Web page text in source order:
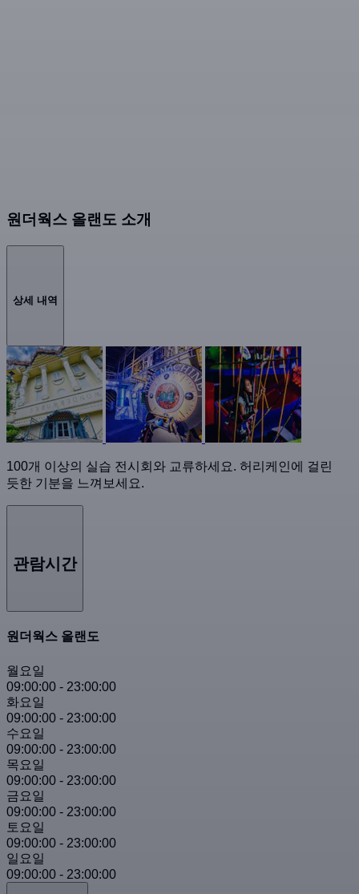
원더웍스 올랜도 소개
상세 내역
100개 이상의 실습 전시회와 교류하세요. 허리케인에 걸린
듯한 기분을 느껴보세요.
관람시간
원더웍스 올랜도
월요일
09:00:00 - 23:00:00
화요일
09:00:00 - 23:00:00
수요일
09:00:00 - 23:00:00
목요일
09:00:00 - 23:00:00
금요일
09:00:00 - 23:00:00
토요일
09:00:00 - 23:00:00
일요일
09:00:00 - 23:00:00